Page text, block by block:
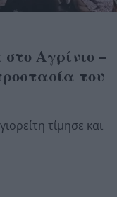
Αγρίνιο –
του
τίμησε και